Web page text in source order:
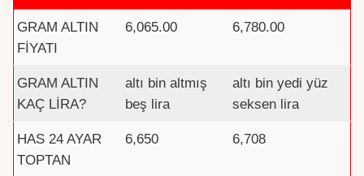
GRAM ALTIN
FİYATI
6,065.00 6,780.00
GRAM ALTIN
KAÇ LİRA?
altı bin altmış
beş lira
altı bin yedi yüz
seksen lira
HAS 24 AYAR
TOPTAN
6,650 6,708